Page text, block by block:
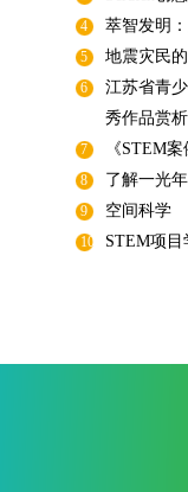
4 萃智发明
5 地震灾民
6
江苏省青
秀作品赏析
7 《STEM
8 了解一光
9 空间科学
10 STEM项